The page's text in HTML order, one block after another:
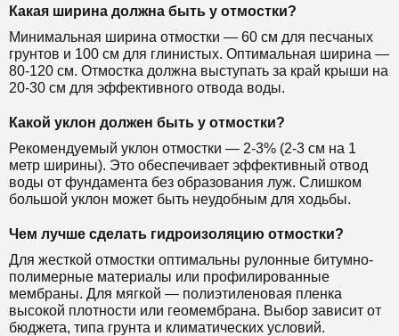
Какая ширина должна быть у отмостки?
Минимальная ширина отмостки — 60 см для песчаных
грунтов и 100 см для глинистых. Оптимальная ширина —
80-120 см. Отмостка должна выступать за край крыши на
20-30 см для эффективного отвода воды.
Какой уклон должен быть у отмостки?
Рекомендуемый уклон отмостки — 2-3% (2-3 см на 1
метр ширины). Это обеспечивает эффективный отвод
воды от фундамента без образования луж. Слишком
большой уклон может быть неудобным для ходьбы.
Чем лучше сделать гидроизоляцию отмостки?
Для жесткой отмостки оптимальны рулонные битумно-
полимерные материалы или профилированные
мембраны. Для мягкой — полиэтиленовая пленка
высокой плотности или геомембрана. Выбор зависит от
бюджета, типа грунта и климатических условий.